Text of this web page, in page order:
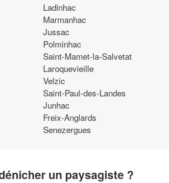
Ladinhac
Marmanhac
Jussac
Polminhac
Saint-Mamet-la-Salvetat
Laroquevieille
Velzic
Saint-Paul-des-Landes
Junhac
Freix-Anglards
Senezergues
un paysagiste ?